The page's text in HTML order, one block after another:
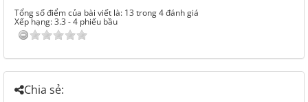
Tổng số điểm của bài viết là: 13 trong 4 đánh giá
Xếp hạng:3.3-4 phiếu bầu
Chia sẻ: